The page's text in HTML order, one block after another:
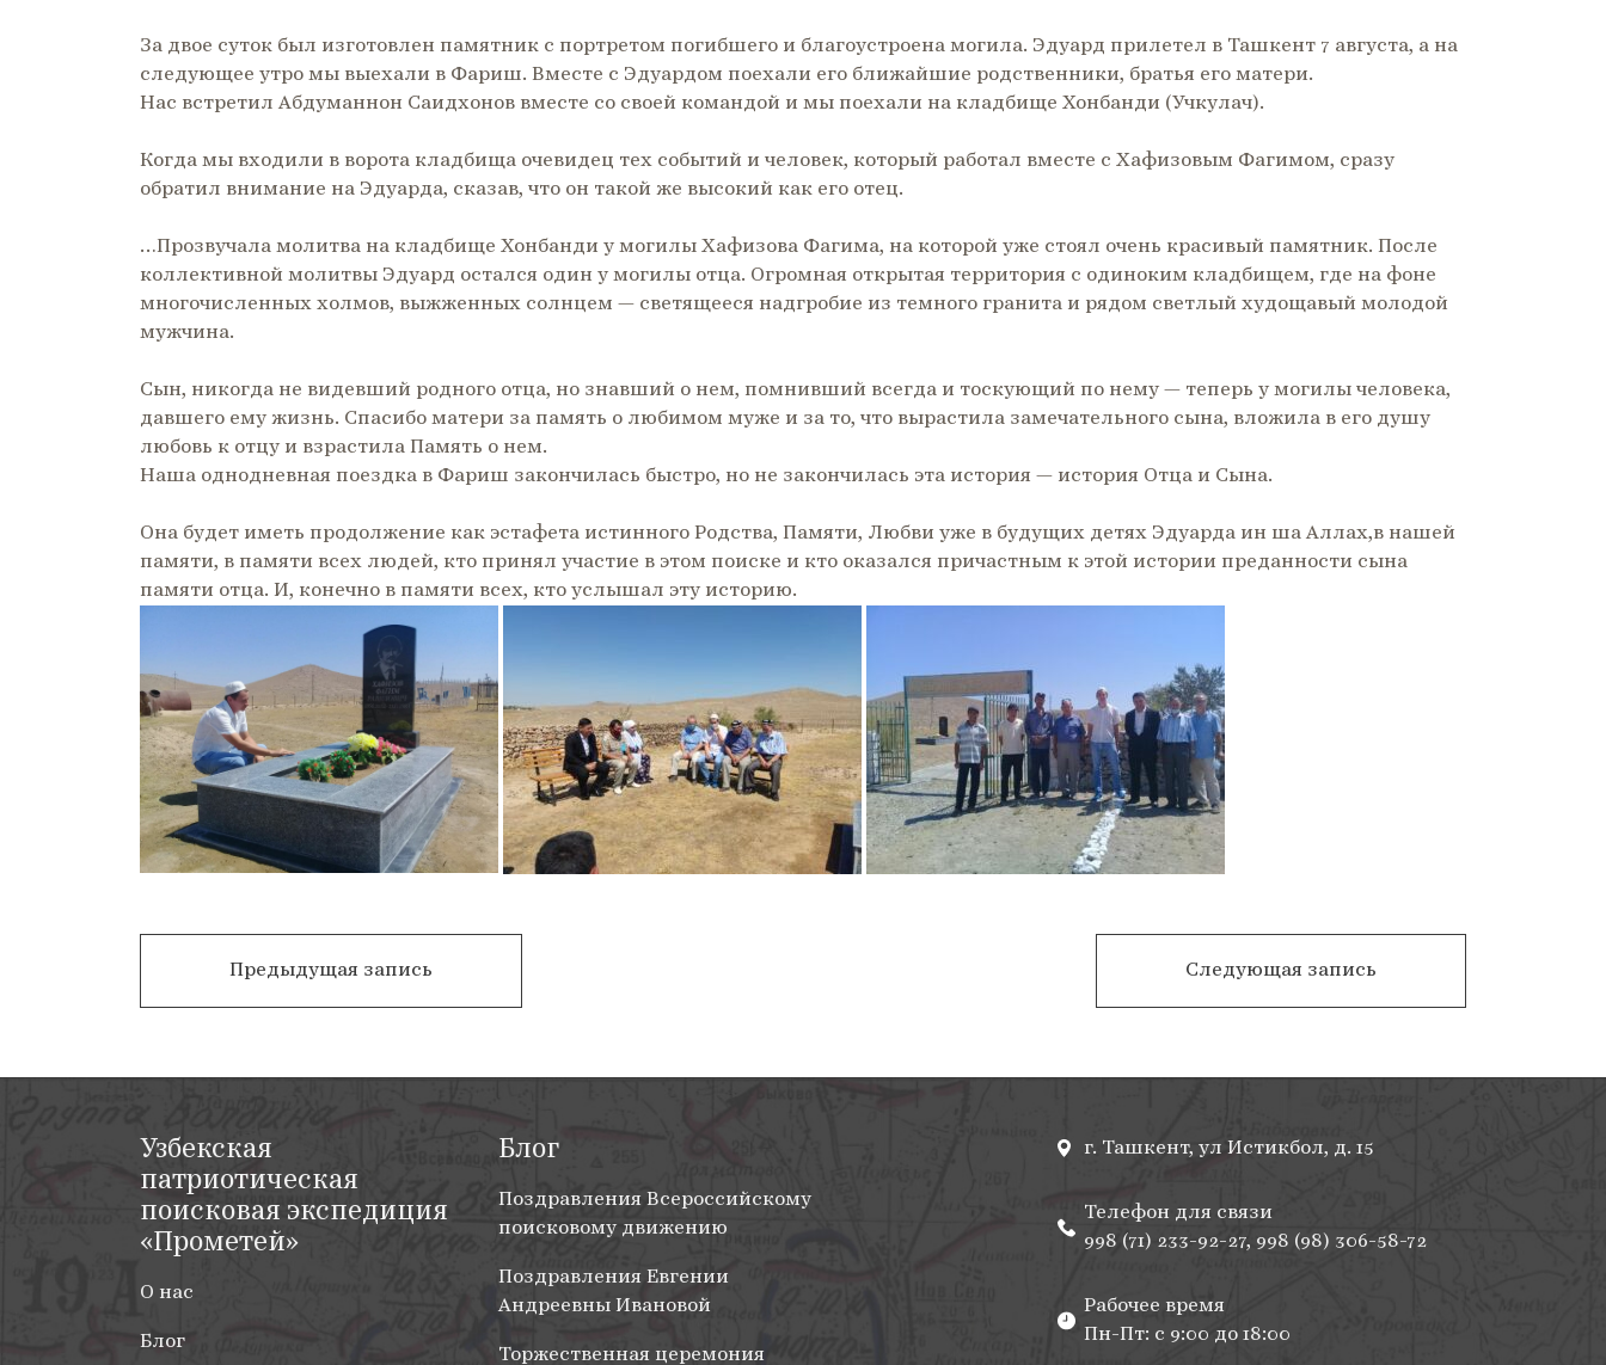
За двое суток был изготовлен памятник с портретом погибшего и благоустроена могила. Эдуард прилетел в Ташкент 7 августа, а на
следующее утро мы выехали в Фариш. Вместе с Эдуардом поехали его ближайшие родственники, братья его матери.
Нас встретил Абдуманнон Саидхонов вместе со своей командой и мы поехали на кладбище Хонбанди (Учкулач).
Когда мы входили в ворота кладбища очевидец тех событий и человек, который работал вместе с Хафизовым Фагимом, сразу
обратил внимание на Эдуарда, сказав, что он такой же высокий как его отец.
…Прозвучала молитва на кладбище Хонбанди у могилы Хафизова Фагима, на которой уже стоял очень красивый памятник. После
коллективной молитвы Эдуард остался один у могилы отца. Огромная открытая территория с одиноким кладбищем, где на фоне
многочисленных холмов, выжженных солнцем — светящееся надгробие из темного гранита и рядом светлый худощавый молодой
мужчина.
Сын, никогда не видевший родного отца, но знавший о нем, помнивший всегда и тоскующий по нему — теперь у могилы человека,
давшего ему жизнь. Спасибо матери за память о любимом муже и за то, что вырастила замечательного сына, вложила в его душу
любовь к отцу и взрастила Память о нем.
Наша однодневная поездка в Фариш закончилась быстро, но не закончилась эта история — история Отца и Сына.
Она будет иметь продолжение как эстафета истинного Родства, Памяти, Любви уже в будущих детях Эдуарда ин ша Аллах,в нашей
памяти, в памяти всех людей, кто принял участие в этом поиске и кто оказался причастным к этой истории преданности сына
памяти отца. И, конечно в памяти всех, кто услышал эту историю.
Навигация
по
Предыдущая запись
Символы
Следующая запись
война
Узбекская
патриотическая
поисковая экспедиция
«Прометей»
О нас
Блог
Блог
Поздравления Всероссийскому
поисковому движению
Поздравления Евгении
Андреевны Ивановой
Торжественная церемония
г. Ташкент, ул Истикбол, д. 15
Телефон для связи
998 (71) 233-92-27, 998 (98) 306-58-72
Рабочее время
Пн-Пт: с 9:00 до 18:00